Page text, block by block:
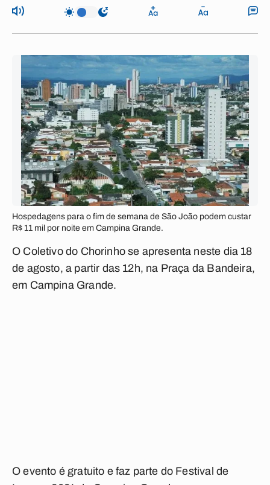
Hospedagens para o fim de semana de São João podem custar
R$ 11 mil por noite em Campina Grande.
O Coletivo do Chorinho se apresenta neste dia 18
de agosto, a partir das 12h, na Praça da Bandeira,
em Campina Grande.
O evento é gratuito e faz parte do Festival de